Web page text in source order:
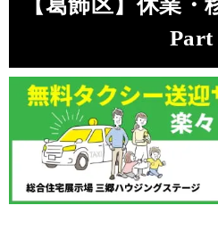
【葛飾区】休業
Part